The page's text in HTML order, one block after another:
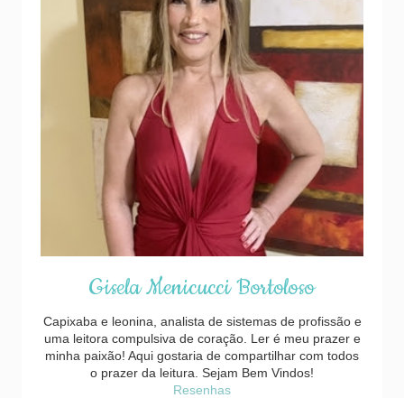
Gisela Menicucci Bortoloso
Capixaba e leonina, analista de sistemas de profissão e
uma leitora compulsiva de coração. Ler é meu prazer e
minha paixão! Aqui gostaria de compartilhar com todos
o prazer da leitura. Sejam Bem Vindos!
Resenhas